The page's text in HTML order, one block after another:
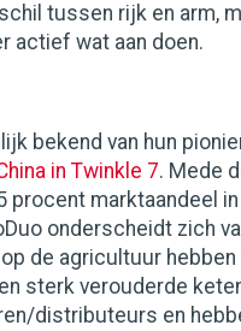
tussen rijk en arm,
actief wat aan doen.
bekend van hun
in Twinkle 7. Mede
marktaandeel in
onderscheidt zich
de agricultuur
sterk verouderde
distributeurs en